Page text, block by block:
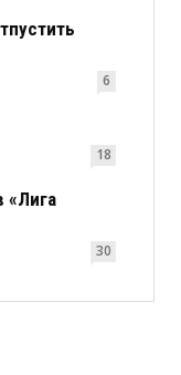
6
18
«Лига
30